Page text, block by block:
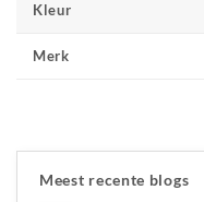
Kleur
Merk
Meest recente blogs